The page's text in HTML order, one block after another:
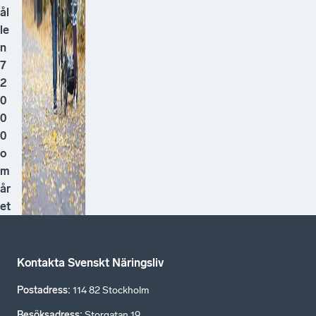
ål
le
n
7
2
0
0
0
o
m
år
et
Kontakta Svenskt Näringsliv
Postadress: 114 82 Stockholm